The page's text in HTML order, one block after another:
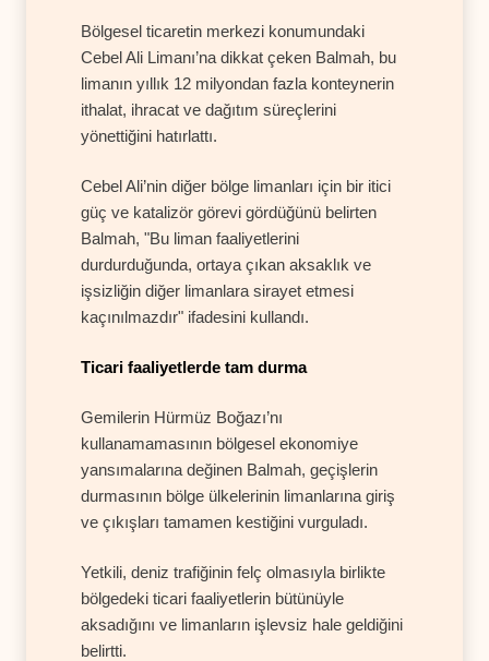
Bölgesel ticaretin merkezi konumundaki
Cebel Ali Limanı’na dikkat çeken Balmah, bu
limanın yıllık 12 milyondan fazla konteynerin
ithalat, ihracat ve dağıtım süreçlerini
yönettiğini hatırlattı.
Cebel Ali’nin diğer bölge limanları için bir itici
güç ve katalizör görevi gördüğünü belirten
Balmah, "Bu liman faaliyetlerini
durdurduğunda, ortaya çıkan aksaklık ve
işsizliğin diğer limanlara sirayet etmesi
kaçınılmazdır" ifadesini kullandı.
Ticari faaliyetlerde tam durma
Gemilerin Hürmüz Boğazı’nı
kullanamamasının bölgesel ekonomiye
yansımalarına değinen Balmah, geçişlerin
durmasının bölge ülkelerinin limanlarına giriş
ve çıkışları tamamen kestiğini vurguladı.
Yetkili, deniz trafiğinin felç olmasıyla birlikte
bölgedeki ticari faaliyetlerin bütünüyle
aksadığını ve limanların işlevsiz hale geldiğini
belirtti.